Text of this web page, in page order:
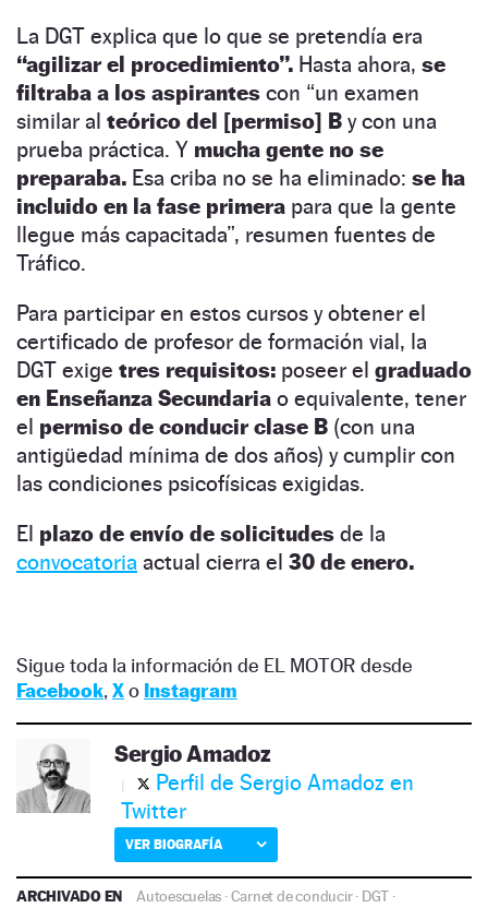
La DGT explica que lo que se pretendía era
“agilizar el procedimiento”. Hasta ahora, se
filtraba a los aspirantes con “un examen
similar al teórico del [permiso] B y con una
prueba práctica. Y mucha gente no se
preparaba. Esa criba no se ha eliminado: se ha
incluido en la fase primera para que la gente
llegue más capacitada”, resumen fuentes de
Tráfico.
Para participar en estos cursos y obtener el
certificado de profesor de formación vial, la
DGT exige tres requisitos: poseer el graduado
en Enseñanza Secundaria o equivalente, tener
el permiso de conducir clase B (con una
antigüedad mínima de dos años) y cumplir con
las condiciones psicofísicas exigidas.
El plazo de envío de solicitudes de la
convocatoria actual cierra el 30 de enero.
Sigue toda la información de EL MOTOR desde
Facebook, Xo Instagram
Sergio Amadoz
Perfil de Sergio Amadoz en
Twitter
VER BIOGRAFÍA
ARCHIVADO EN Autoescuelas ·Carnet de conducir· DGT ·